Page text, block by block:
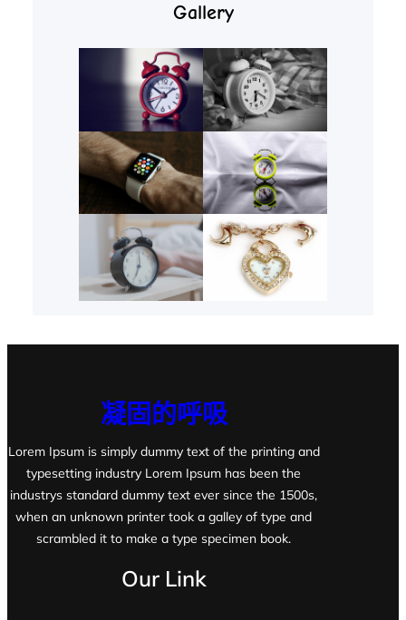
Gallery
凝固的呼吸
Lorem Ipsum is simply dummy text of the printing and
typesetting industry Lorem Ipsum has been the
industrys standard dummy text ever since the 1500s,
when an unknown printer took a galley of type and
scrambled it to make a type specimen book.
Our Link